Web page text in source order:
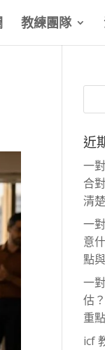
教練團隊
近
一
合
清
一
意
點
一
估
重點
icf